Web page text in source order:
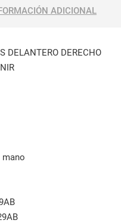
ADICIONAL
DELANTERO DERECHO
mano